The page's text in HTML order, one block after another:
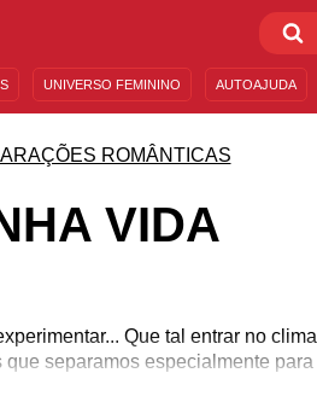
UNIVERSO FEMININO AUTOAJUDA
ROMÂNTICAS
VIDA
Que tal entrar no clima
separamos especialmente para